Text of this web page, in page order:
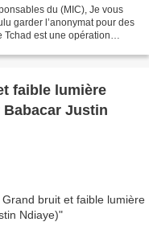
du (MIC), Je vous
garder l’anonymat pour des
Tchad est une opération
faible lumière
Babacar Justin